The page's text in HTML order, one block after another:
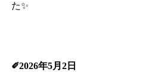
た✨
✐2026年5月2日